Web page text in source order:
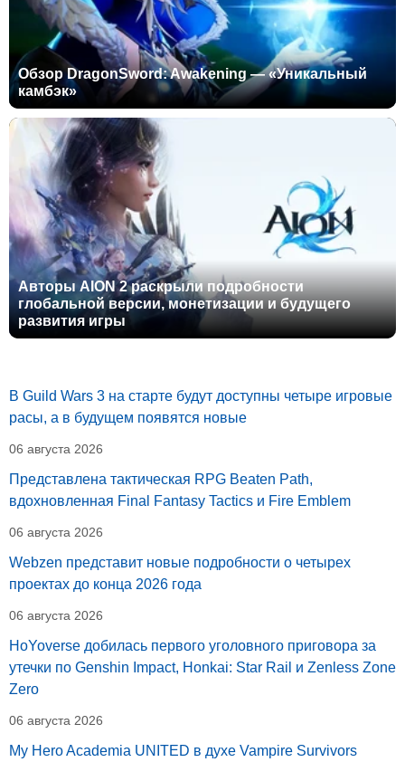
Обзор DragonSword: Awakening — «Уникальный
камбэк»
Авторы AION 2 раскрыли подробности
глобальной версии, монетизации и будущего
развития игры
В Guild Wars 3 на старте будут доступны четыре игровые
расы, а в будущем появятся новые
06 августа 2026
Представлена тактическая RPG Beaten Path,
вдохновленная Final Fantasy Tactics и Fire Emblem
06 августа 2026
Webzen представит новые подробности о четырех
проектах до конца 2026 года
06 августа 2026
HoYoverse добилась первого уголовного приговора за
утечки по Genshin Impact, Honkai: Star Rail и Zenless Zone
Zero
06 августа 2026
My Hero Academia UNITED в духе Vampire Survivors